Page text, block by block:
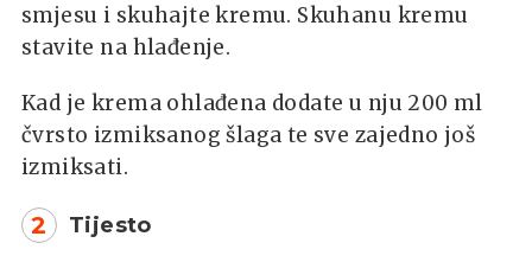
smjesu i skuhajte kremu. Skuhanu kremu
stavite na hlađenje.
Kad je krema ohlađena dodate u nju 200 ml
čvrsto izmiksanog šlaga te sve zajedno još
izmiksati.
2 Tijesto